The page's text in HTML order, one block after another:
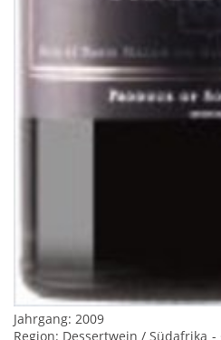
Jahrgang: 2009
Region: Dessertwein / Südafrika